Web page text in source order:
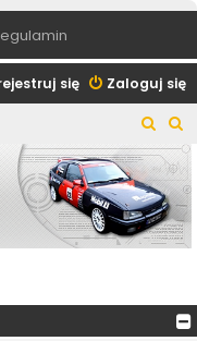
Zaloguj się
się
z
u
k
z
u
k
a